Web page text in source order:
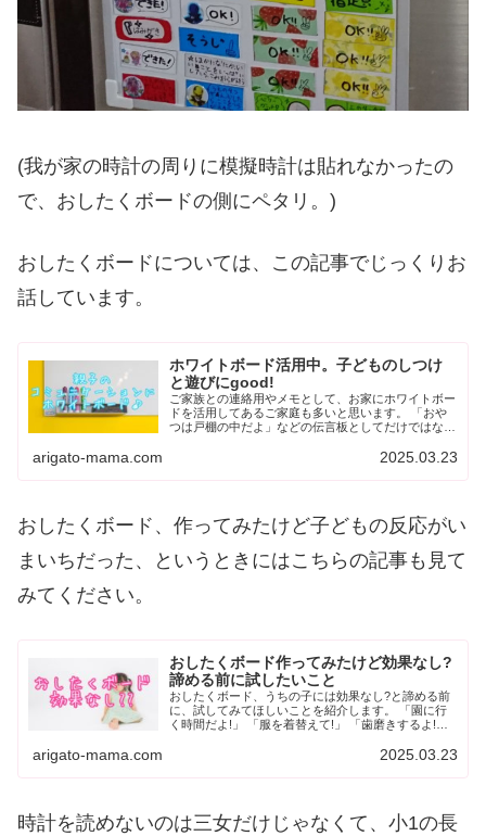
(我が家の時計の周りに模擬時計は貼れなかったの
で、おしたくボードの側にペタリ。)
おしたくボードについては、この記事でじっくりお
話しています。
ホワイトボード活用中。子どものしつけ
と遊びにgood!
ご家族との連絡用やメモとして、お家にホワイトボー
ドを活用してあるご家庭も多いと思います。 「おや
つは戸棚の中だよ」などの伝言板としてだけではな
ムだということはご存知でしょうか。 ホ...
arigato-mama.com 2025.03.23
おしたくボード、作ってみたけど子どもの反応がい
まいちだった、というときにはこちらの記事も見て
みてください。
おしたくボード作ってみたけど効果なし?
諦める前に試したいこと
おしたくボード、うちの子には効果なし?と諦める前
に、試してみてほしいことを紹介します。 「園に行
く時間だよ!」 「服を着替えて!」 「歯磨きするよ!」
arigato-mama.com 2025.03.23
時計を読めないのは三女だけじゃなくて、小1の長